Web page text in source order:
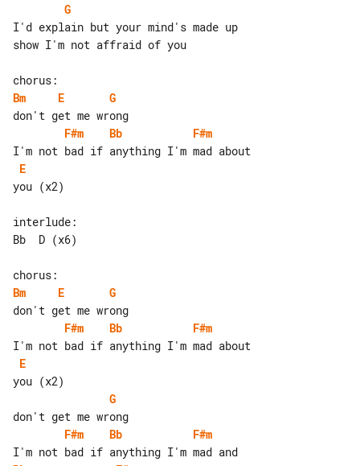
G
I'd explain but your mind's made up
show I'm not affraid of you
Bm
E
G
F#m
Bb
F#m
E
you (x2)
interlude:
Bb  D (x6)
Bm
E
G
F#m
Bb
F#m
E
G
F#m
Bb
F#m